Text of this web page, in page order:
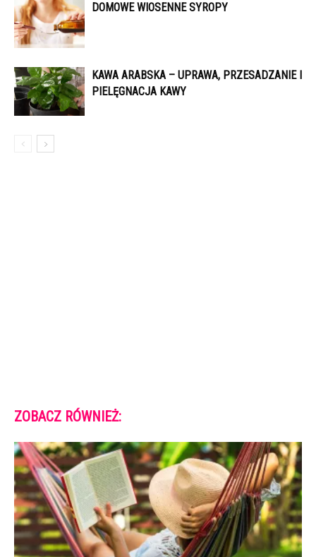
DOMOWE WIOSENNE SYROPY
KAWA ARABSKA – UPRAWA, PRZESADZANIE I
PIELĘGNACJA KAWY
ZOBACZ RÓWNIEŻ: